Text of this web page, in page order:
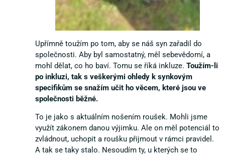
Upřímně toužím po tom, aby se náš syn zařadil do
společnosti. Aby byl samostatný, měl sebevědomí, a
mohl dělat, co ho baví. Tomu se říká inkluze. Toužím-li
po inkluzi, tak s veškerými ohledy k synkovým
specifikům se snažím učit ho věcem, které jsou ve
společnosti běžné.
To je jako s aktuálním nošením roušek. Mohli jsme
využít zákonem danou výjimku. Ale on měl potenciál to
zvládnout, uchopit a roušku přijmout v rámci pravidel.
A tak se taky stalo. Nesoudím ty, u kterých se to